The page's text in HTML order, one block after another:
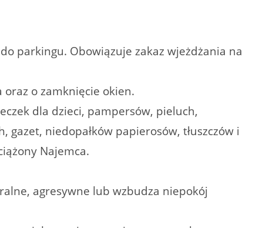
parkingu. Obowiązuje zakaz wjeżdżania na
o zamknięcie okien.
dla dzieci, pampersów, pieluch,
niedopałków papierosów, tłuszczów i
Najemca.
agresywne lub wzbudza niepokój